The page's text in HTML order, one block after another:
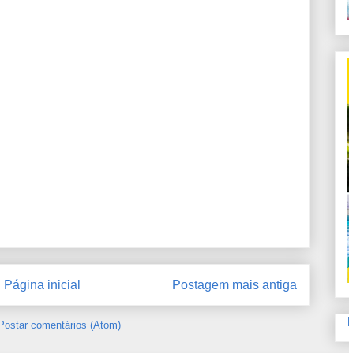
Postagem mais antiga
Página inicial
comentários (Atom)